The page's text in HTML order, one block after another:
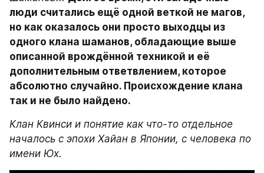
люди считались ещё одной веткой не магов,
но как оказалось они просто выходцы из
одного клана шаманов, обладающие выше
описанной врождённой техникой и её
дополнительным ответвлением, которое
абсолютно случайно. Происхождение клана
так и не было найдено.
Клан Квинси и понятие как что-то отдельное
началось с эпохи Хайан в Японии, с человека по
имени Юх.